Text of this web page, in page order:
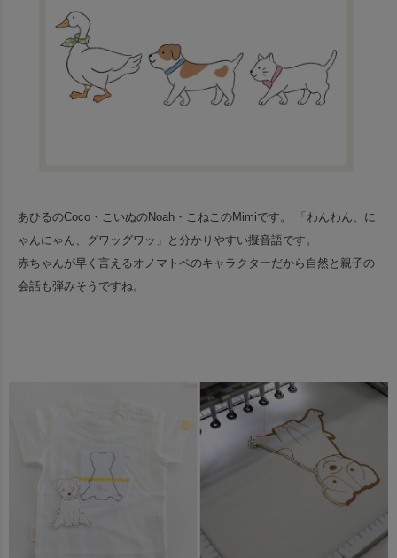
あひるのCoco・こいぬのNoah・こねこのMimiです。
「わんわん、に
ゃんにゃん、グワッグワッ」と分かりやすい擬音語です。
赤ちゃんが早く言えるオノマトペのキャラクターだから自然と親子の
会話も弾みそうですね。